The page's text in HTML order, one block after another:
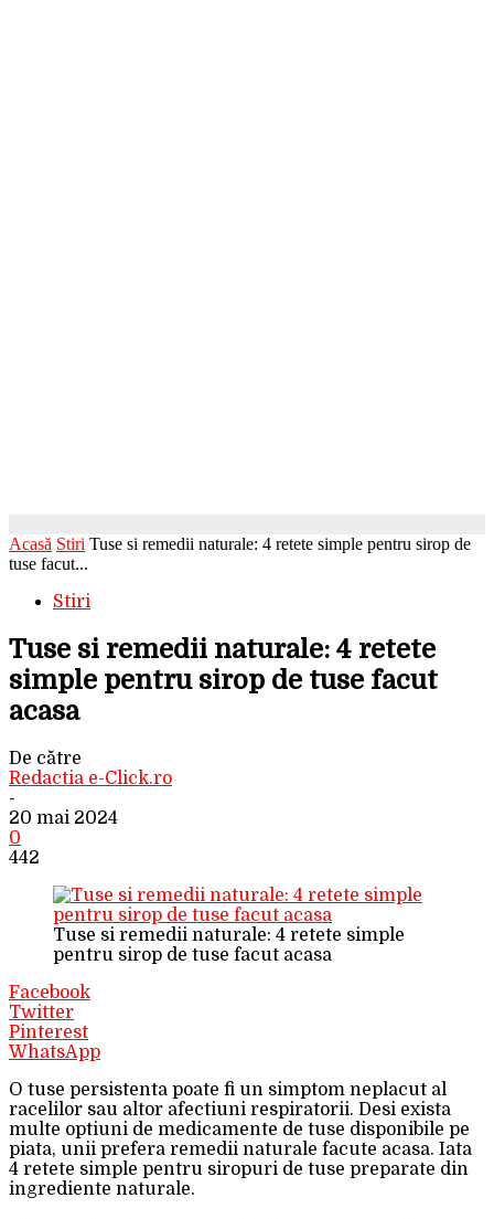
Acasă Stiri Tuse si remedii naturale: 4 retete simple pentru sirop de
tuse facut...
Stiri
Tuse si remedii naturale: 4 retete
simple pentru sirop de tuse facut
acasa
De către
Redactia e-Click.ro
-
20 mai 2024
0
442
Tuse si remedii naturale: 4 retete simple
pentru sirop de tuse facut acasa
Facebook
Twitter
Pinterest
WhatsApp
O tuse persistenta poate fi un simptom neplacut al
racelilor sau altor afectiuni respiratorii. Desi exista
multe optiuni de medicamente de tuse disponibile pe
piata, unii prefera remedii naturale facute acasa. Iata
4 retete simple pentru siropuri de tuse preparate din
ingrediente naturale.